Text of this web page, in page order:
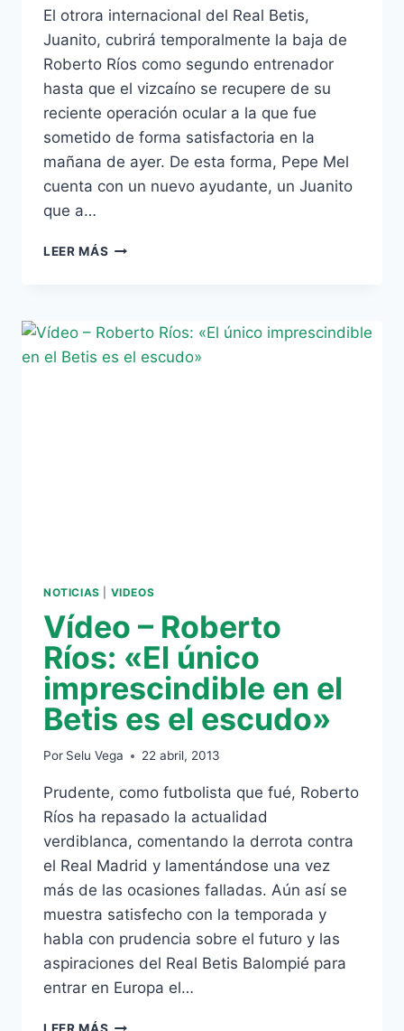
El otrora internacional del Real Betis,
Juanito, cubrirá temporalmente la baja de
Roberto Ríos como segundo entrenador
hasta que el vizcaíno se recupere de su
reciente operación ocular a la que fue
sometido de forma satisfactoria en la
mañana de ayer. De esta forma, Pepe Mel
cuenta con un nuevo ayudante, un Juanito
que a…
LEER MÁS JUANITO
COMO
SEGUNDO
NOTICIAS VIDEOS
Vídeo – Roberto
Ríos: «El único
imprescindible en el
Betis es el escudo»
Por Selu Vega 22 abril, 2013
Prudente, como futbolista que fué, Roberto
Ríos ha repasado la actualidad
verdiblanca, comentando la derrota contra
el Real Madrid y lamentándose una vez
más de las ocasiones falladas. Aún así se
muestra satisfecho con la temporada y
habla con prudencia sobre el futuro y las
aspiraciones del Real Betis Balompié para
entrar en Europa el…
VÍDEO